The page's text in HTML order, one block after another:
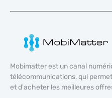
Mobimatter est un canal
télécommunications, qui
et d'acheter les meilleures